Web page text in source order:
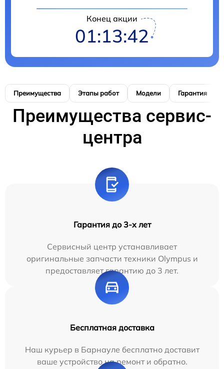
Конец акции
01:13:41
Преимущества Этапы работ Модели Гарантия
Преимущества сервис-
центра
Гарантия до 3-х лет
Сервисный центр устанавливает
оригинальные запчасти техники Olympus и
предоставляет гарантию до 3 лет.
Бесплатная доставка
Наш курьер в Барнауле бесплатно доставит
ваше устройство на ремонт и обратно.